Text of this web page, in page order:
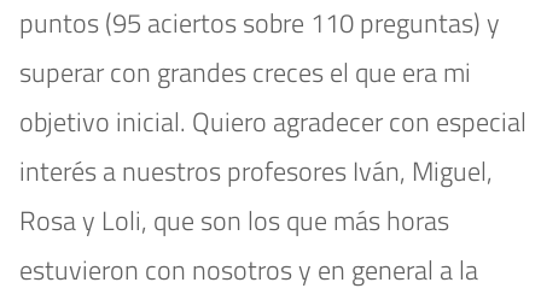
puntos (95 aciertos sobre 110 preguntas) y
superar con grandes creces el que era mi
objetivo inicial. Quiero agradecer con especial
interés a nuestros profesores Iván, Miguel,
Rosa y Loli, que son los que más horas
estuvieron con nosotros y en general a la